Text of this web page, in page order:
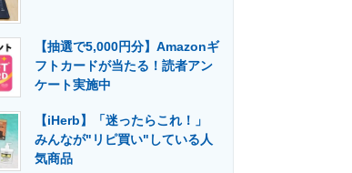
建設×テクノロジーの最前線
【抽選で5,000円分】Amazonギ
フトカードが当たる！読者アン
ケート実施中
【iHerb】「迷ったらこれ！」
みんなが"リピ買い"している人
気商品